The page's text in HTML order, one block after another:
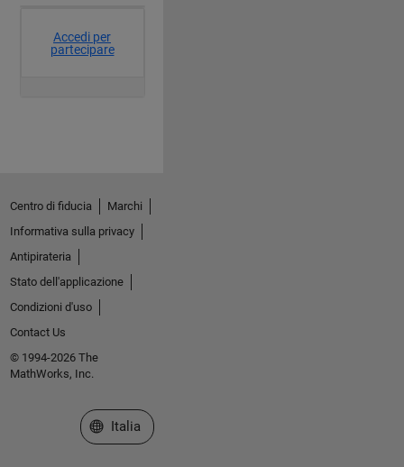
Centro di fiducia
Marchi
Informativa sulla privacy
Antipirateria
Stato dell'applicazione
Condizioni d'uso
Contact Us
© 1994-2026 The
MathWorks, Inc.
Seleziona un sito web
Italia